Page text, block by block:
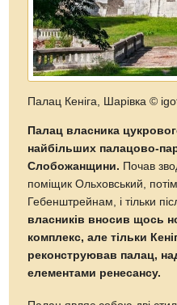
Палац Кеніга, Шарівка©
Палац власника
найбільших палацово-
Слобожанщини. Почав
поміщик Ольховський,
Гебенштрейнам, і тільки
власників вносив щось
комплекс, але тільки
реконструював палац,
елементами ренесансу.